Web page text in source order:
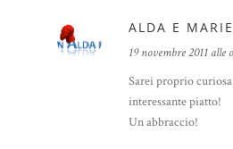
ALDA E
19 novembre 2011 alle
Sarei proprio
interessante piatto!
Un abbraccio!